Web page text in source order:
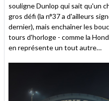
souligne Dunlop qui sait qu'un
gros défi (la n°37 a d'ailleurs
dernier), mais enchaîner les
tours d'horloge - comme la
en représente un tout autre…